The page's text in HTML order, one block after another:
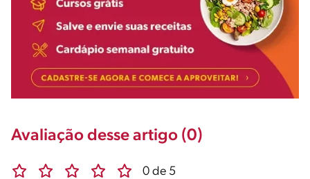
Avaliação desse artigo (0)
0 de 5